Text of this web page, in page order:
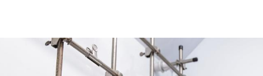
SERVICIOS DE LABORATORIO BUREAU VERITAS